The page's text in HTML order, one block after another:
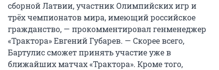
сборной Латвии, участник Олимпийских игр и
трёх чемпионатов мира, имеющий российское
гражданство, — прокомментировал генменеджер
«Трактора» Евгений Губарев. — Скорее всего,
Бартулис сможет принять участие уже в
ближайших матчах «Трактора». Кроме того,